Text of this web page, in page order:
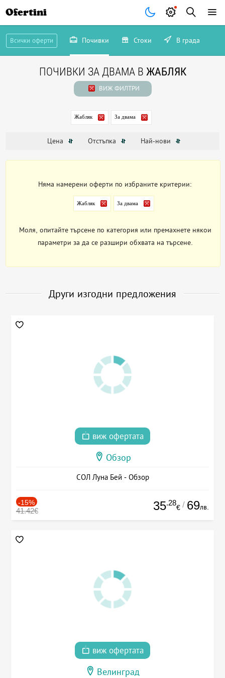
Ofertini
Всички оферти Почивки Стоки В града
ПОЧИВКИ ЗА ДВАМА В ЖАБЛЯК
ВИЖ ФИЛТРИ
Жабляк За двама
Цена Отстъпка Най-нови
Няма намерени оферти по избраните критерии:
Жабляк За двама
Моля, опитайте търсене по категория или премахнете някои
параметри за да се разшири обхвата на търсене.
Други изгодни предложения
виж офертата
Обзор
СОЛ Луна Бей - Обзор
-15%
41.42€ 35.28
€ / 69лв.
виж офертата
Велинград